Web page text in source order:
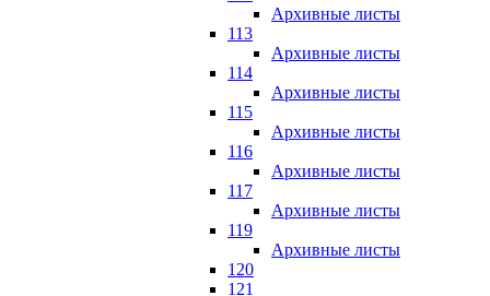
Архивные листы
113
Архивные листы
114
Архивные листы
115
Архивные листы
116
Архивные листы
117
Архивные листы
119
Архивные листы
120
121